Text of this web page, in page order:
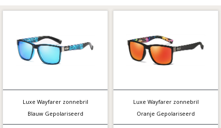
Luxe Wayfarer zonnebril
Blauw Gepolariseerd
Luxe Wayfarer zonnebril
Oranje Gepolariseerd